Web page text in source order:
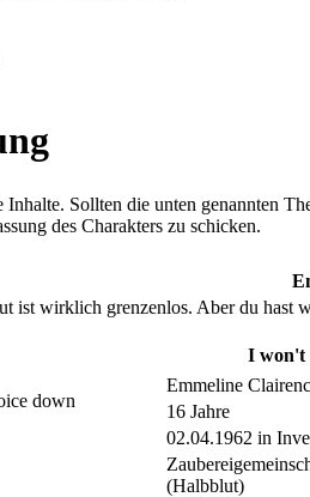
Inhalte. Sollten die unten genannten
des Charakters zu schicken.
ist wirklich grenzenlos. Aber du hast
I won't
Emmeline
16 Jahre
02.04.1962 in
(Halbblut)